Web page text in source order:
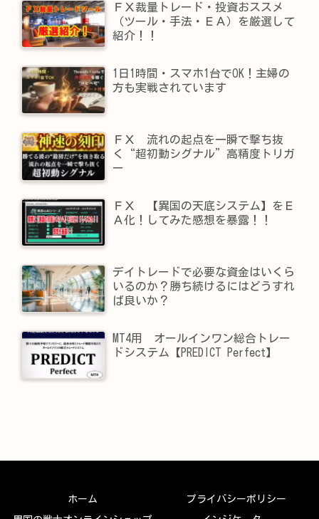
ＦＸ裁量トレード・投資おススメ
（ツール・手法・ＥＡ）を厳選して
紹介！！
1日1時間・スマホ1台でOK！主婦の
方も実戦されています
ＦＸ 流れの起点を一瞬で撃ち抜
く“超初動シグナル”高精度トリガ
ー
ＦＸ 【異国の天底システム】をＥ
Ａ化！してみた感想を暴露！！
デイトレードで必要な資金はいくら
いるのか？勝ち続けるにはどうすれ
ば良いか？
MT4用 オールインワン総合トレー
ドシステム【PREDICT Perfect】
ホーム プライバシーポリシー